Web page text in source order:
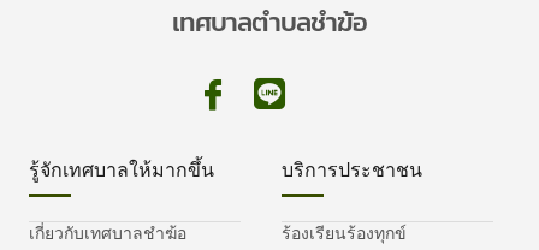
เทศบาลตำบลชำฆ้อ
รู้จักเทศบาลให้มากขึ้น
เกี่ยวกับเทศบาลชำฆ้อ
บริการประชาชน
ร้องเรียนร้องทุกข์